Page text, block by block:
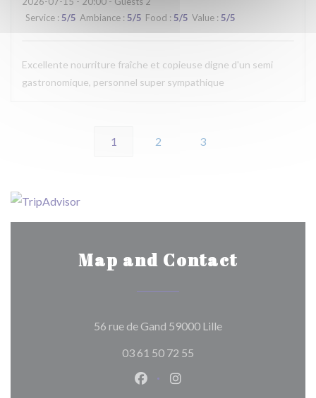
Service : 5/5 Ambiance : 5/5 Food : 5/5 Value : 5/5
Excellente nourriture fraîche et copieuse digne d'un semi
gastronomique, personnel super sympathique
1 2 3
Map and Contact
56 rue de Gand 59000 Lille((opens in a new
03 61 50 72 55
Facebook ((opens in a new
Instagram ((opens in a